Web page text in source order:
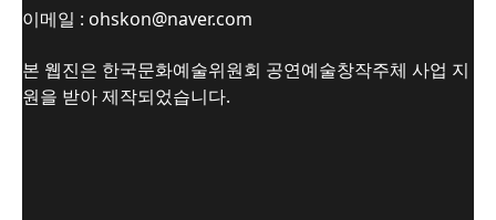
이메일 : ohskon@naver.com
본 웹진은 한국문화예술위원회 공연예술창작주체 사업 지
원을 받아 제작되었습니다.